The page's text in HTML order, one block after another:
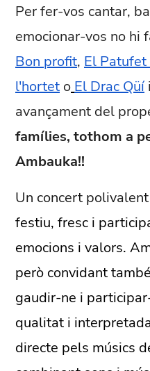
Per fer-vos cantar,
emocionar-vos no hi
Bon profit, El
l'hortet o El Drac Qüí
avançament del
famílies, tothom a
Ambauka!!
Un concert
festiu, fresc i
emocions i valors.
però convidant
gaudir-ne i
qualitat i
directe pels músics